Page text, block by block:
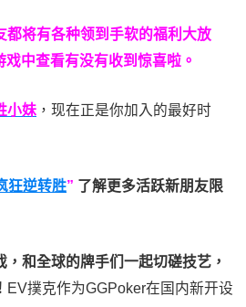
都将有各种领到手软的福利大放
中查看有没有收到惊喜啦。
小妹 ，现在正是你加入的最好时
狂逆转胜” 了解更多活跃新朋友限
和全球的牌手们一起切磋技艺，
EV撲克作为GGPoker在国内新开设